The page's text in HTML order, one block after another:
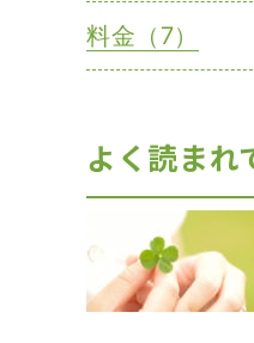
料金（7）
よく読まれ